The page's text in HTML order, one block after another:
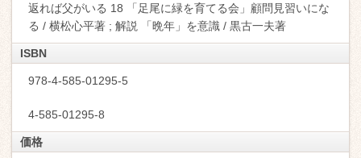
返れば父がいる 18 「足尾に緑を育てる会」顧問見習いにな
る / 横松心平著 ; 解説 「晩年」を意識 / 黒古一夫著
ISBN
978-4-585-01295-5
4-585-01295-8
価格